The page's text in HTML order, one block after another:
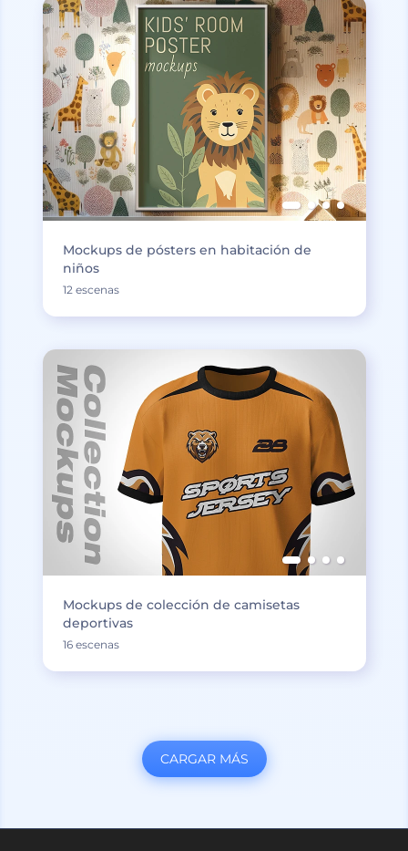
Mockups de pósters en habitación de
niños
12 escenas
Mockups de colección de camisetas
deportivas
16 escenas
CARGAR MÁS